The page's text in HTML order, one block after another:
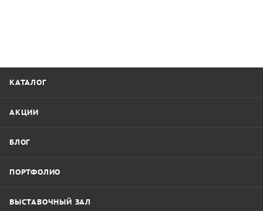
КАТАЛОГ
АКЦИИ
БЛОГ
ПОРТФОЛИО
ВЫСТАВОЧНЫЙ ЗАЛ